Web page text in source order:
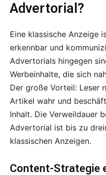
Advertorial?
Eine klassische Anzeige
erkennbar und
Advertorials hingegen
Werbeinhalte, die sich
Der große Vorteil: Leser
Artikel wahr und
Inhalt. Die Verweildauer
Advertorial ist bis zu
klassischen Anzeigen.
Content-Strategie